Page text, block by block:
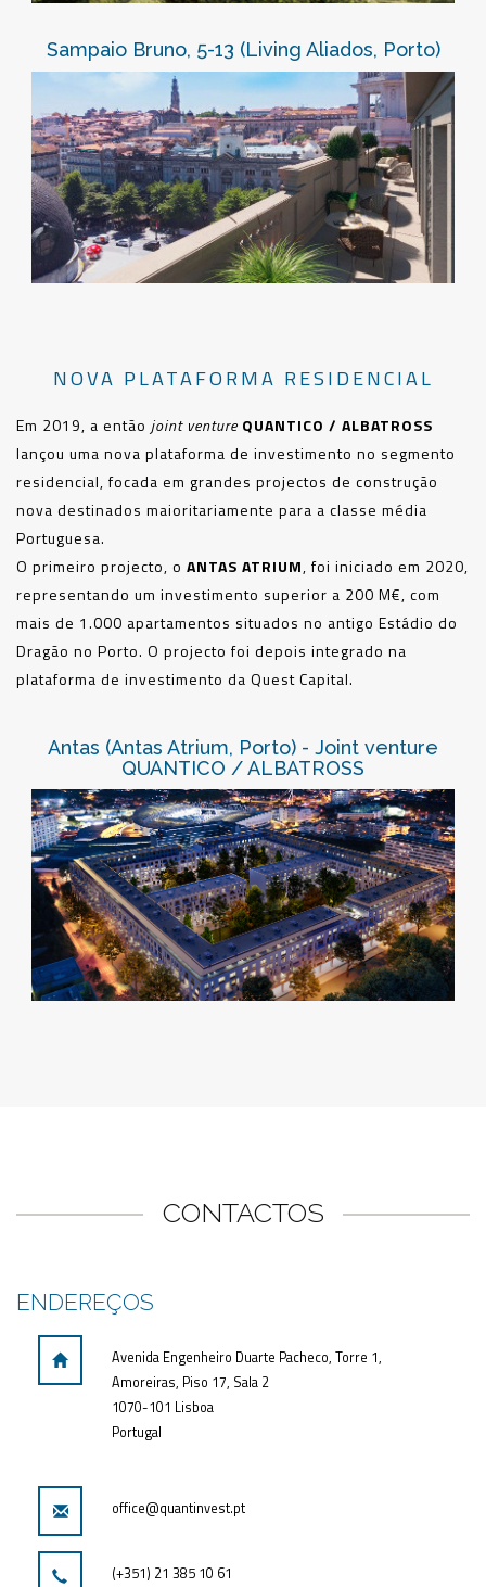
Sampaio Bruno, 5-13 (Living Aliados, Porto)
NOVA PLATAFORMA RESIDENCIAL
Em 2019, a então joint venture QUANTICO / ALBATROSS
lançou uma nova plataforma de investimento no segmento
residencial, focada em grandes projectos de construção
nova destinados maioritariamente para a classe média
Portuguesa.
O primeiro projecto, o ANTAS ATRIUM, foi iniciado em 2020,
representando um investimento superior a 200 M€, com
mais de 1.000 apartamentos situados no antigo Estádio do
Dragão no Porto. O projecto foi depois integrado na
plataforma de investimento da Quest Capital.
Antas (Antas Atrium, Porto) - Joint venture
QUANTICO / ALBATROSS
CONTACTOS
ENDEREÇOS
Avenida Engenheiro Duarte Pacheco, Torre 1,
Amoreiras, Piso 17, Sala 2
1070-101 Lisboa
Portugal
office@quantinvest.pt
(+351) 21 385 10 61